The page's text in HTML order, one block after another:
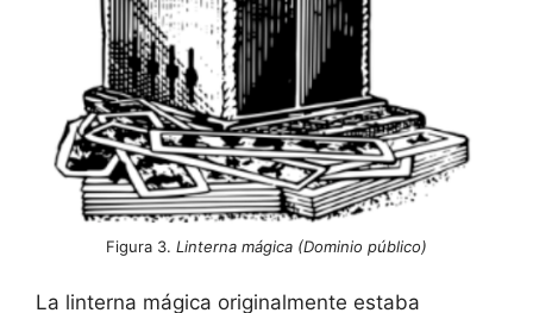
Figura 3. Linterna mágica (Dominio público)
La linterna mágica originalmente estaba